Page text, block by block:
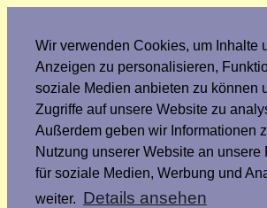
Wir verwenden Cookies, um Inhalte
Anzeigen zu personalisieren,
soziale Medien anbieten zu können
Zugriffe auf unsere Website zu
Außerdem geben wir Informationen
Nutzung unserer Website an unsere
für soziale Medien, Werbung und
weiter. Details ansehen